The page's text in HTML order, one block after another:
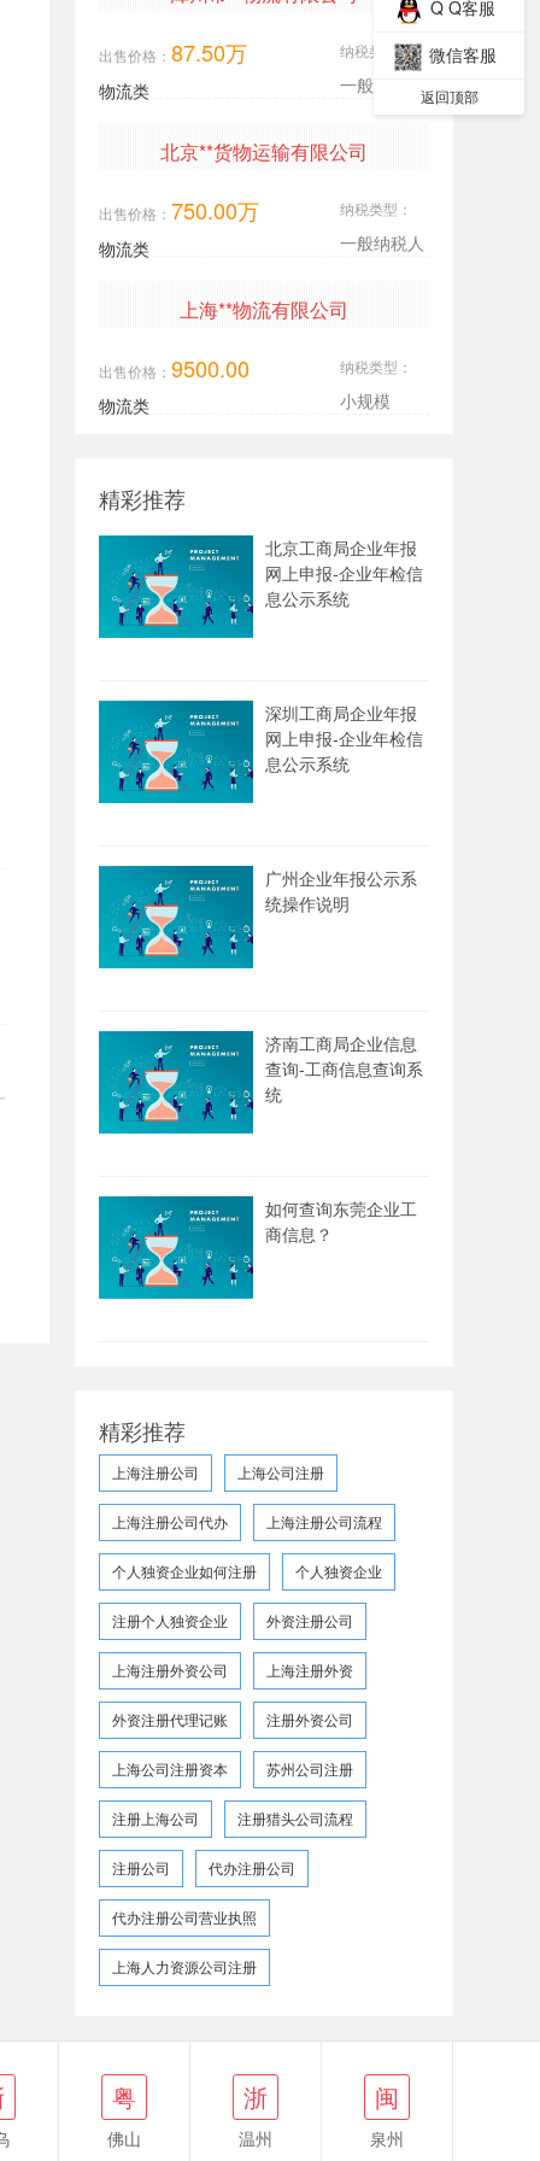
出售价格： 87.50万
物流类
纳税类型：
一般纳税人
北京**货物运输有限公司
出售价格： 750.00万
物流类
纳税类型：
一般纳税人
上海**物流有限公司
出售价格： 9500.00
物流类
纳税类型：
小规模
精彩推荐
北京工商局企业年报
网上申报-企业年检信
息公示系统
深圳工商局企业年报
网上申报-企业年检信
息公示系统
广州企业年报公示系
统操作说明
济南工商局企业信息
查询-工商信息查询系
统
如何查询东莞企业工
商信息？
精彩推荐
上海注册公司 上海公司注册
上海注册公司代办 上海注册公司流程
个人独资企业如何注册 个人独资企业
注册个人独资企业 外资注册公司
上海注册外资公司 上海注册外资
外资注册代理记账 注册外资公司
上海公司注册资本 苏州公司注册
注册上海公司 注册猎头公司流程
注册公司 代办注册公司
代办注册公司营业执照
上海人力资源公司注册
粤
佛山
浙
温州
闽
泉州
Q Q客服
微信客服
返回顶部